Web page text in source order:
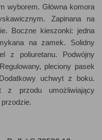
wyborem. Główna komora
Zapinana na
Boczne kieszonki: jedna
na zamek. Solidny
z poliuretanu. Podwójny
pleciony pasek
uchwyt z boku.
z przodu umożliwiający